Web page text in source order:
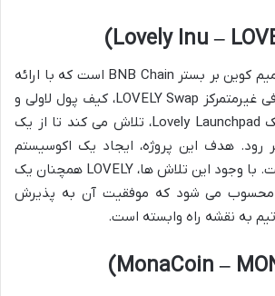
لاولی اینو، یک پروژه میم کوین بر بستر BNB Chain است که با ارائه
محصولاتی مانند صرافی غیرمتمرکز LOVELY Swap، کیف پول لاولی و
پلتفرم جمع آوری کمک Lovely Launchpad، تلاش می کند تا از یک
رود. هدف این پروژه، ایجاد یک اکوسیستم
جامع برای کاربران است. با وجود این تلاش ها، LOVELY همچنان یک
محسوب می شود که موفقیت آن به پذیرش
به نقشه راه وابسته است.